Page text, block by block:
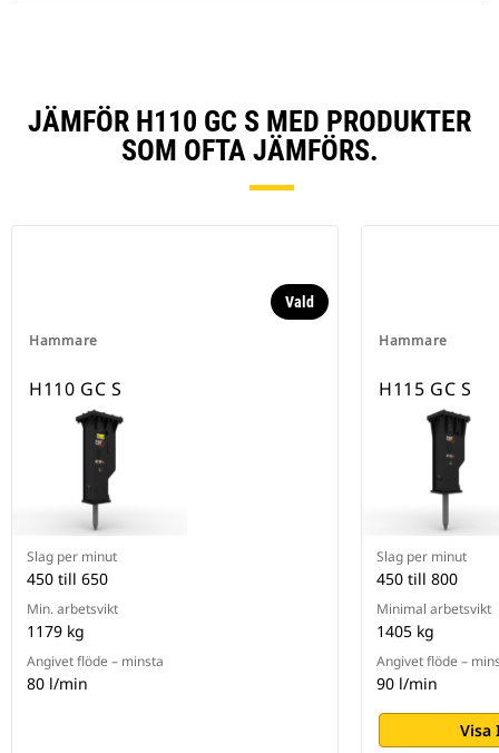
JÄMFÖR H110 GC S MED PRODUKTER
SOM OFTA JÄMFÖRS.
Hammare
Vald
H110 GC S
Slag per minut
450 till 650
Min. arbetsvikt
1179 kg
Angivet flöde – minsta
80 l/min
Hammare
H115 GC S
Slag per minut
450 till 800
Minimal arbetsvikt
1405 kg
Angivet flöde –
90 l/min
Visa